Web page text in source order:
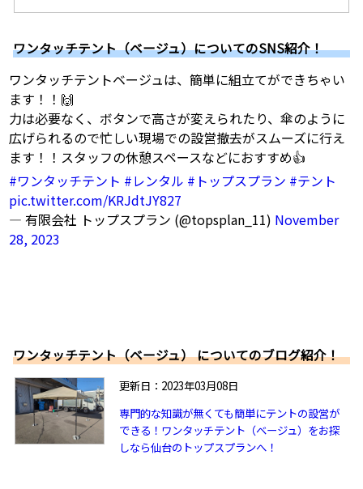
ワンタッチテント（ベージュ）についてのSNS紹介！
ワンタッチテントベージュは、簡単に組立てができちゃい
ます！！🙌
力は必要なく、ボタンで高さが変えられたり、傘のように
広げられるので忙しい現場での設営撤去がスムーズに行え
ます！！スタッフの休憩スペースなどにおすすめ👍
#ワンタッチテント #レンタル #トップスプラン #テント
pic.twitter.com/KRJdtJY827
— 有限会社 トップスプラン (@topsplan_11) November
28, 2023
ワンタッチテント（ベージュ） についてのブログ紹介！
更新日：2023年03月08日
専門的な知識が無くても簡単にテントの設営が
できる！ワンタッチテント（ベージュ）をお探
しなら仙台のトップスプランへ！